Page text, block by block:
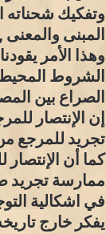
وتفكيك شحناته
المبنى
وهذا الأمر
الشروط
الصراع بين
إن الإنتصار
تجريد للمرجع
كما أن
ممارسة تجريد
في اشكالية
يفكر خارج